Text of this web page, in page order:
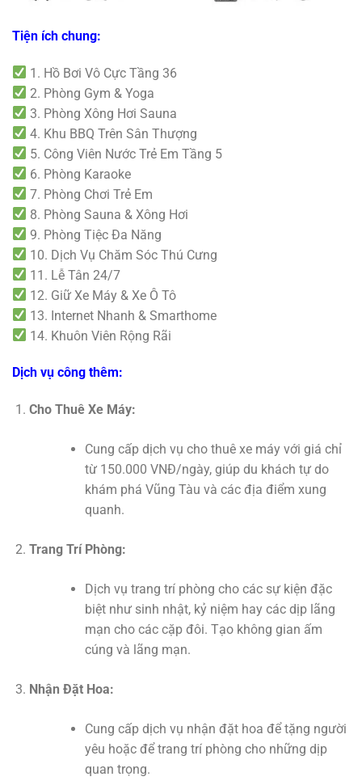
Tiện ích chung:
1. Hồ Bơi Vô Cực Tầng 36
2. Phòng Gym & Yoga
3. Phòng Xông Hơi Sauna
4. Khu BBQ Trên Sân Thượng
5. Công Viên Nước Trẻ Em Tầng 5
6. Phòng Karaoke
7. Phòng Chơi Trẻ Em
8. Phòng Sauna & Xông Hơi
9. Phòng Tiệc Đa Năng
10. Dịch Vụ Chăm Sóc Thú Cưng
11. Lễ Tân 24/7
12. Giữ Xe Máy & Xe Ô Tô
13. Internet Nhanh & Smarthome
14. Khuôn Viên Rộng Rãi
Dịch vụ công thêm:
Cho Thuê Xe Máy:
Cung cấp dịch vụ cho thuê xe máy với giá chỉ
từ 150.000 VNĐ/ngày, giúp du khách tự do
khám phá Vũng Tàu và các địa điểm xung
quanh.
Trang Trí Phòng:
Dịch vụ trang trí phòng cho các sự kiện đặc
biệt như sinh nhật, kỷ niệm hay các dịp lãng
mạn cho các cặp đôi. Tạo không gian ấm
cúng và lãng mạn.
Nhận Đặt Hoa:
Cung cấp dịch vụ nhận đặt hoa để tặng người
yêu hoặc để trang trí phòng cho những dịp
quan trọng.